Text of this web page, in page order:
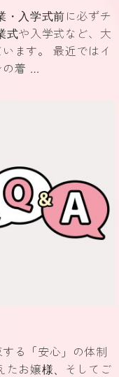
・入学式前に必ずチ
式や入学式など、大
ます。 最近ではイ
の着 …
る「安心」の体制
たお嬢様、そしてご